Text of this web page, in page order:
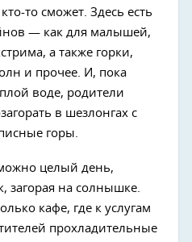
то сможет. Здесь есть
— как для малышей,
а также горки,
и прочее. И, пока
воде, родители
в шезлонгах с
горы.
можно целый день,
загорая на солнышке.
кафе, где к услугам
прохладительные